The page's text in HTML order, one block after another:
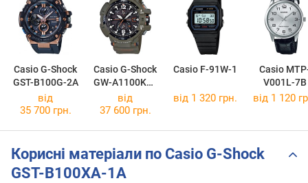
Casio G-Shock
GST-B100G-2A
Casio G-Shock
GW-A1100KH-
3A
Casio F-91W-1
Casio
V001L-7B
від
35 700 грн.
від
37 600 грн.
від 1 320 грн. від 1 120
Корисні матеріали по Casio G-Shock
GST-B100XA-1A